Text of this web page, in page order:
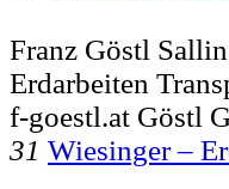
Franz Göstl
Erdarbeiten
f-goestl.at Göstl
31 Wiesinger –